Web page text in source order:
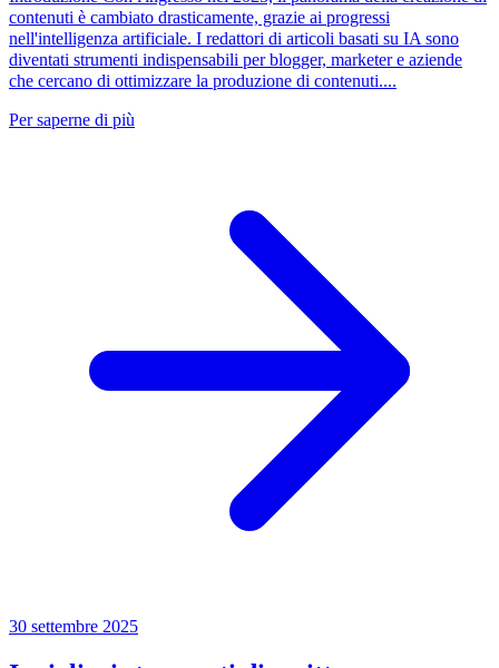
contenuti è cambiato drasticamente, grazie ai progressi
nell'intelligenza artificiale. I redattori di articoli basati su IA sono
diventati strumenti indispensabili per blogger, marketer e aziende
che cercano di ottimizzare la produzione di contenuti....
Per saperne di più
30 settembre 2025